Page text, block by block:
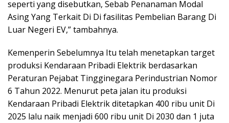
seperti yang disebutkan, Sebab Penanaman Modal
Asing Yang Terkait Di Di fasilitas Pembelian Barang Di
Luar Negeri EV,” tambahnya.
Kemenperin Sebelumnya Itu telah menetapkan target
produksi Kendaraan Pribadi Elektrik berdasarkan
Peraturan Pejabat Tingginegara Perindustrian Nomor
6 Tahun 2022. Menurut peta jalan itu produksi
Kendaraan Pribadi Elektrik ditetapkan 400 ribu unit Di
2025 lalu naik menjadi 600 ribu unit Di 2030 dan 1 juta